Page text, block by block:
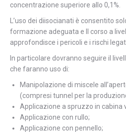
concentrazione superiore allo 0,1%.
L’uso dei diisocianati è consentito
formazione adeguata e Il corso a
approfondisce i pericoli e i rischi
In particolare dovranno seguire il
che faranno uso di:
Manipolazione di miscele
(compresi tunnel per la
Applicazione a spruzzo in cabina
Applicazione con rullo;
Applicazione con pennello;